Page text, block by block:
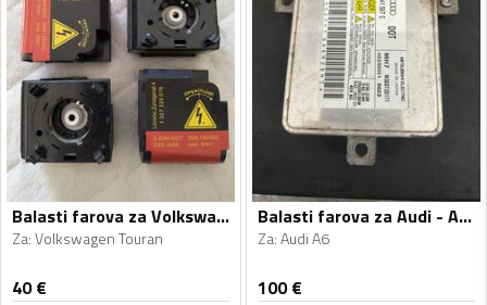
Balasti farova za Volkswagen - Touran - 2004
Za:Volkswagen Touran
40€
Balasti farova za Audi - A6 - 2014
Za:Audi A6
100€